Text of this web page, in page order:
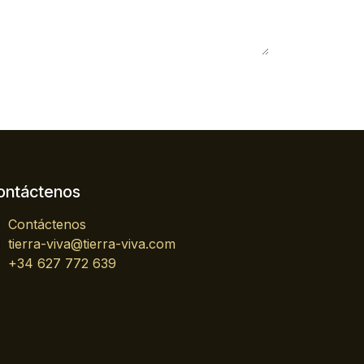
Contáctenos
tierra-viva@tierra-viva.com
+34 627 772 639